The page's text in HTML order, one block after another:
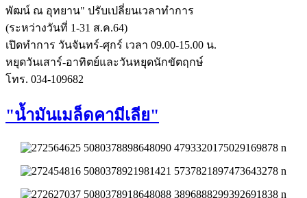
พัฒน์ ณ อุทยาน" ปรับเปลี่ยนเวลาทำการ
(ระหว่างวันที่ 1-31 ส.ค.64)
เปิดทำการ วันจันทร์-ศุกร์ เวลา 09.00-15.00 น.
หยุดวันเสาร์-อาทิตย์และวันหยุดนักขัตฤกษ์
โทร. 034-109682
"น้ำมันเมล็ดคามีเลีย"